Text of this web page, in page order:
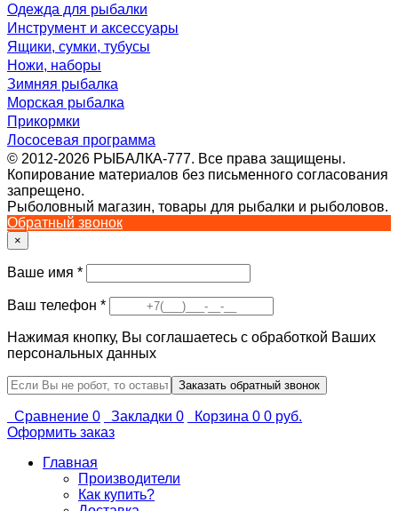
Одежда для рыбалки
Инструмент и аксессуары
Ящики, сумки, тубусы
Ножи, наборы
Зимняя рыбалка
Морская рыбалка
Прикормки
Лососевая программа
© 2012-2026 РЫБАЛКА-777. Все права защищены.
Копирование материалов без письменного согласования
запрещено.
Рыболовный магазин, товары для рыбалки и рыболовов.
Обратный звонок
×
Ваше имя *
Ваш телефон *
Нажимая кнопку, Вы соглашаетесь с обработкой Ваших
персональных данных
Сравнение 0 Закладки 0 Корзина 0 0 руб.
Оформить заказ
Главная
Производители
Как купить?